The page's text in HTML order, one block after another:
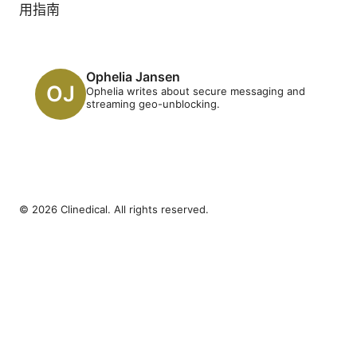
用指南
Ophelia Jansen
Ophelia writes about secure messaging and
streaming geo-unblocking.
© 2026 Clinedical. All rights reserved.